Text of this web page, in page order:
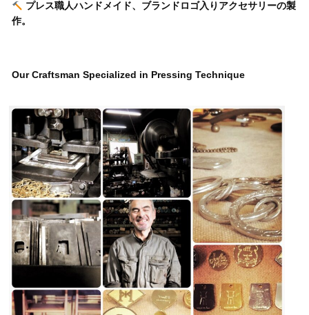
プレス職人ハンドメイド、ブランドロゴ入りアクセサリーの製
作。
Our Craftsman Specialized in Pressing Technique